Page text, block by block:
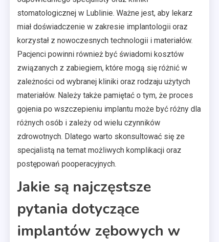
stomatologicznej w Lublinie. Ważne jest, aby lekarz
miał doświadczenie w zakresie implantologii oraz
korzystał z nowoczesnych technologii i materiałów.
Pacjenci powinni również być świadomi kosztów
związanych z zabiegiem, które mogą się różnić w
zależności od wybranej kliniki oraz rodzaju użytych
materiałów. Należy także pamiętać o tym, że proces
gojenia po wszczepieniu implantu może być różny dla
różnych osób i zależy od wielu czynników
zdrowotnych. Dlatego warto skonsultować się ze
specjalistą na temat możliwych komplikacji oraz
postępowań pooperacyjnych.
Jakie są najczęstsze
pytania dotyczące
implantów zębowych w